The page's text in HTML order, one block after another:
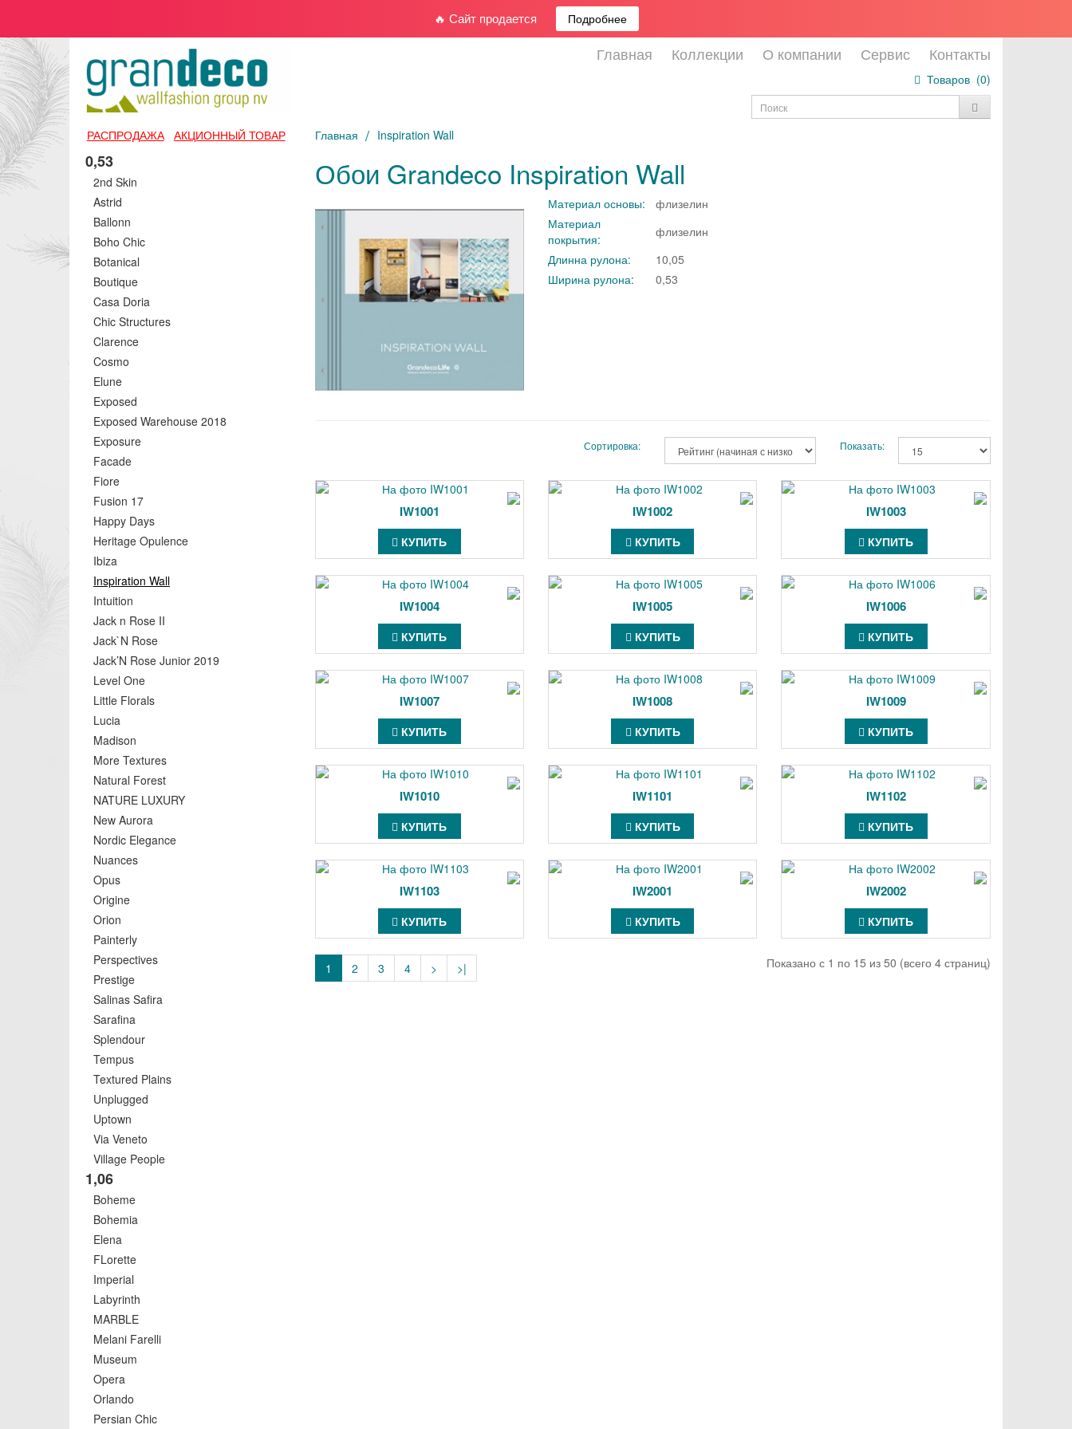
🔥 Сайт продается Подробнее
Главная Коллекции О компании Сервис Контакты
Товаров (0)
РАСПРОДАЖА АКЦИОННЫЙ ТОВАР
0,53
2nd Skin
Astrid
Ballonn
Boho Chic
Botanical
Boutique
Casa Doria
Chic Structures
Clarence
Cosmo
Elune
Exposed
Exposed Warehouse 2018
Exposure
Facade
Fiore
Fusion 17
Happy Days
Heritage Opulence
Ibiza
Inspiration Wall
Intuition
Jack n Rose II
Jack`N Rose
Jack’N Rose Junior 2019
Level One
Little Florals
Lucia
Madison
More Textures
Natural Forest
NATURE LUXURY
New Aurora
Nordic Elegance
Nuances
Opus
Origine
Orion
Painterly
Perspectives
Prestige
Salinas Safira
Sarafina
Splendour
Tempus
Textured Plains
Unplugged
Uptown
Via Veneto
Village People
1,06
Boheme
Bohemia
Elena
FLorette
Imperial
Labyrinth
MARBLE
Melani Farelli
Museum
Opera
Orlando
Persian Chic
Главная Inspiration Wall
Обои Grandeco Inspiration Wall
Материал основы:
флизелин
Материал
покрытия:
флизелин
Длинна рулона:
10,05
Ширина рулона:
0,53
Сортировка: Показать:
IW1001
КУПИТЬ
IW1002
КУПИТЬ
IW1003
КУПИТЬ
IW1004
КУПИТЬ
IW1005
КУПИТЬ
IW1006
КУПИТЬ
IW1007
КУПИТЬ
IW1008
КУПИТЬ
IW1009
КУПИТЬ
IW1010
КУПИТЬ
IW1101
КУПИТЬ
IW1102
КУПИТЬ
IW1103
КУПИТЬ
IW2001
КУПИТЬ
IW2002
КУПИТЬ
1 2 3 4 > >| Показано с 1 по 15 из 50 (всего 4 страниц)